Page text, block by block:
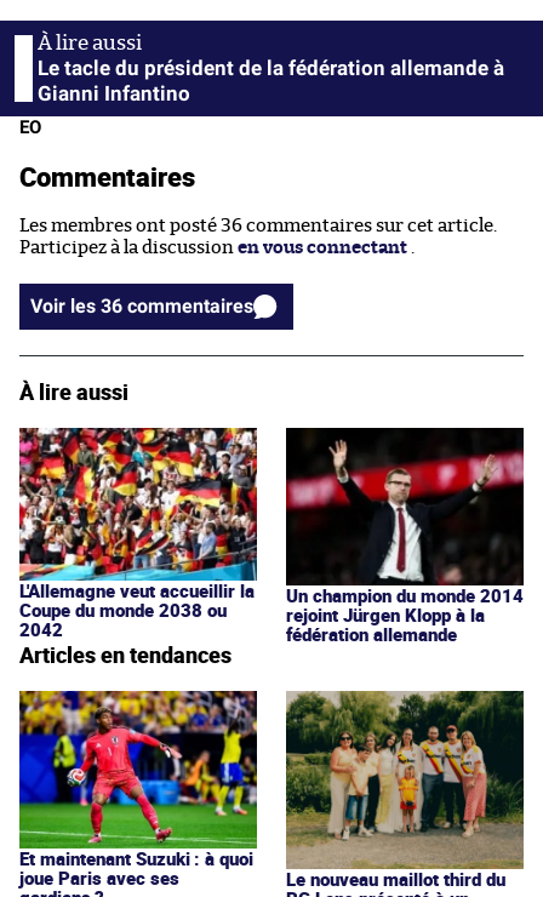
Le tacle du président de la fédération allemande à
Gianni Infantino
EO
Commentaires
Les membres ont posté 36 commentaires sur cet article.
Participez à la discussion en vous connectant
Voir les 36 commentaires
À lire aussi
L'Allemagne veut accueillir la
Coupe du monde 2038 ou
2042
Un champion du monde 2014
rejoint Jürgen Klopp à la
fédération allemande
Articles en tendances
Et maintenant Suzuki : à quoi
joue Paris avec ses
Le nouveau maillot third du